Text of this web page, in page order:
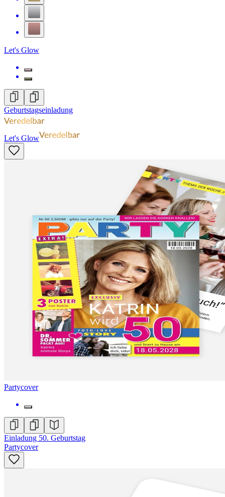
Let's Glow
Geburtstagseinladung
Let's Glow
Partycover
Einladung 50. Geburtstag
Partycover